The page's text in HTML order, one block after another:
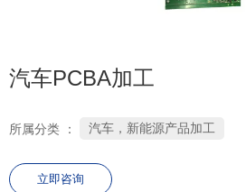
汽车PCBA加工
所属分类 ： 汽车，新能源产品加工
立即咨询